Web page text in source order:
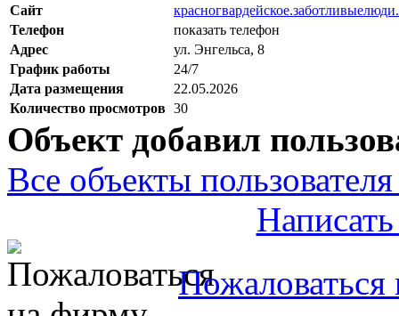
Сайт
Телефон
показать телефон
Адрес
ул. Энгельса, 8
График работы
24/7
Дата размещения
22.05.2026
Количество просмотров 30
Объект добавил
Все объекты